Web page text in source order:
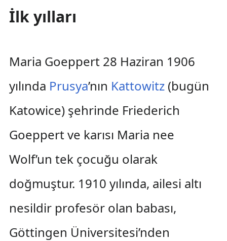
İlk yılları
Maria Goeppert 28 Haziran 1906
yılında Prusya’nın Kattowitz(bugün
Katowice) şehrinde Friederich
Goeppert ve karısı Maria nee
Wolf’un tek çocuğu olarak
doğmuştur. 1910 yılında, ailesi altı
nesildir profesör olan babası,
Göttingen Üniversitesi’nden